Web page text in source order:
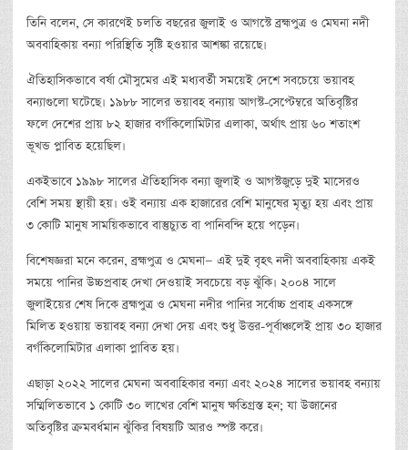
তিনি বলেন, সে কারণেই চলতি বছরের জুলাই ও আগস্টে ব্রহ্মপুত্র ও মেঘনা নদী
অববাহিকায় বন্যা পরিস্থিতি সৃষ্টি হওয়ার আশঙ্কা রয়েছে।
ঐতিহাসিকভাবে বর্ষা মৌসুমের এই মধ্যবর্তী সময়েই দেশে সবচেয়ে ভয়াবহ
বন্যাগুলো ঘটেছে। ১৯৮৮ সালের ভয়াবহ বন্যায় আগস্ট-সেপ্টেম্বরে অতিবৃষ্টির
ফলে দেশের প্রায় ৮২ হাজার বর্গকিলোমিটার এলাকা, অর্থাৎ প্রায় ৬০ শতাংশ
ভূখন্ড প্লাবিত হয়েছিল।
একইভাবে ১৯৯৮ সালের ঐতিহাসিক বন্যা জুলাই ও আগস্টজুড়ে দুই মাসেরও
বেশি সময় স্থায়ী হয়। ওই বন্যায় এক হাজারের বেশি মানুষের মৃত্যু হয় এবং প্রায়
৩ কোটি মানুষ সাময়িকভাবে বাস্তুচ্যুত বা পানিবন্দি হয়ে পড়েন।
বিশেষজ্ঞরা মনে করেন, ব্রহ্মপুত্র ও মেঘনা— এই দুই বৃহৎ নদী অববাহিকায় একই
সময়ে পানির উচ্চপ্রবাহ দেখা দেওয়াই সবচেয়ে বড় ঝুঁকি। ২০০৪ সালে
জুলাইয়ের শেষ দিকে ব্রহ্মপুত্র ও মেঘনা নদীর পানির সর্বোচ্চ প্রবাহ একসঙ্গে
মিলিত হওয়ায় ভয়াবহ বন্যা দেখা দেয় এবং শুধু উত্তর-পূর্বাঞ্চলেই প্রায় ৩০ হাজার
বর্গকিলোমিটার এলাকা প্লাবিত হয়।
এছাড়া ২০২২ সালের মেঘনা অববাহিকার বন্যা এবং ২০২৪ সালের ভয়াবহ বন্যায়
সম্মিলিতভাবে ১ কোটি ৩০ লাখের বেশি মানুষ ক্ষতিগ্রস্ত হন; যা উজানের
অতিবৃষ্টির ক্রমবর্ধমান ঝুঁকির বিষয়টি আরও স্পষ্ট করে।